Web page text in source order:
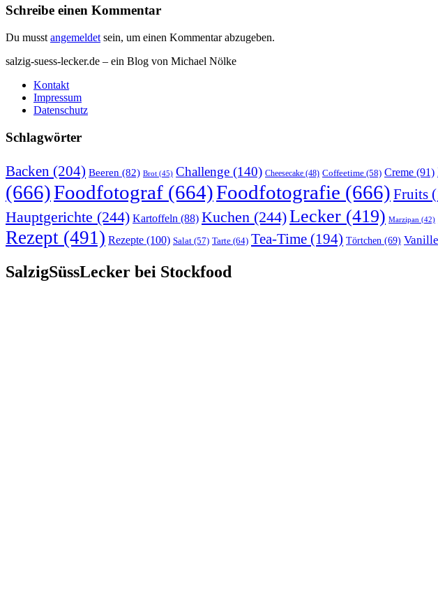
Schreibe einen Kommentar
Du musst angemeldet sein, um einen Kommentar abzugeben.
salzig-suess-lecker.de – ein Blog von Michael Nölke
Kontakt
Impressum
Datenschutz
Schlagwörter
Backen (204) Beeren (82) Brot (45) Challenge (140) Cheesecake (48) Coffeetime (58) Creme (91)
(666)Foodfotograf (664)Foodfotografie (666) Fruits
Hauptgerichte (244) Kartoffeln (88) Kuchen (244)Lecker (419) Marzipan (42)
Rezept (491) Rezepte (100) Salat (57) Tarte (64) Tea-Time (194) Törtchen (69) Vanille
SalzigSüssLecker bei Stockfood